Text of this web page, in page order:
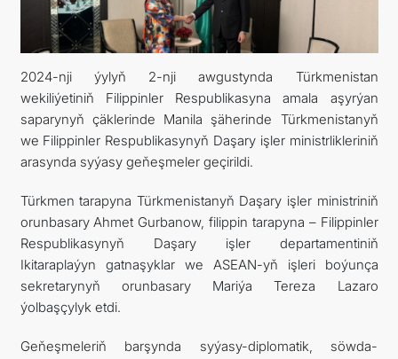
ARAGATNAŞYK
2024-nji ýylyň 2-nji awgustynda Türkmenistan
wekiliýetiniň Filippinler Respublikasyna amala aşyrýan
saparynyň çäklerinde Manila şäherinde Türkmenistanyň
we Filippinler Respublikasynyň Daşary işler ministrlikleriniň
arasynda syýasy geňeşmeler geçirildi.
Türkmen tarapyna Türkmenistanyň Daşary işler ministriniň
orunbasary Ahmet Gurbanow, filippin tarapyna – Filippinler
Respublikasynyň Daşary işler departamentiniň
Ikitaraplaýyn gatnaşyklar we ASEAN-yň işleri boýunça
sekretarynyň orunbasary Mariýa Tereza Lazaro
ýolbaşçylyk etdi.
Geňeşmeleriň barşynda syýasy-diplomatik, söwda-